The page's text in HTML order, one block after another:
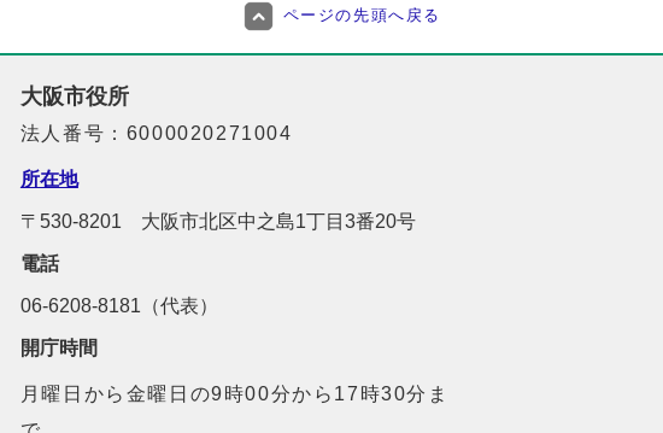
ページの先頭へ戻る
大阪市役所
法人番号：6000020271004
所在地
〒530-8201 大阪市北区中之島1丁目3番20号
電話
06-6208-8181（代表）
開庁時間
月曜日から金曜日の9時00分から17時30分ま